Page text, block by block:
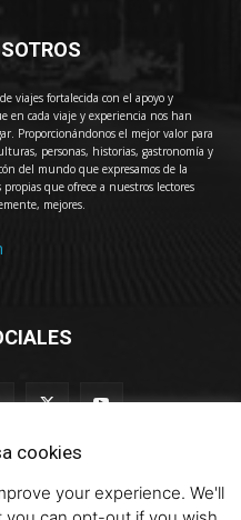
viajes fortalecida con el apoyo y
en cada viaje y experiencia nos han
Proporcionándonos el mejor valor para
personas, historias, gastronomía y
del mundo que expresamos de la
que ofrece a nuestros lectores
mejores.
Travel Magazine (Versión 4.0)
cookies
your experience. We'll